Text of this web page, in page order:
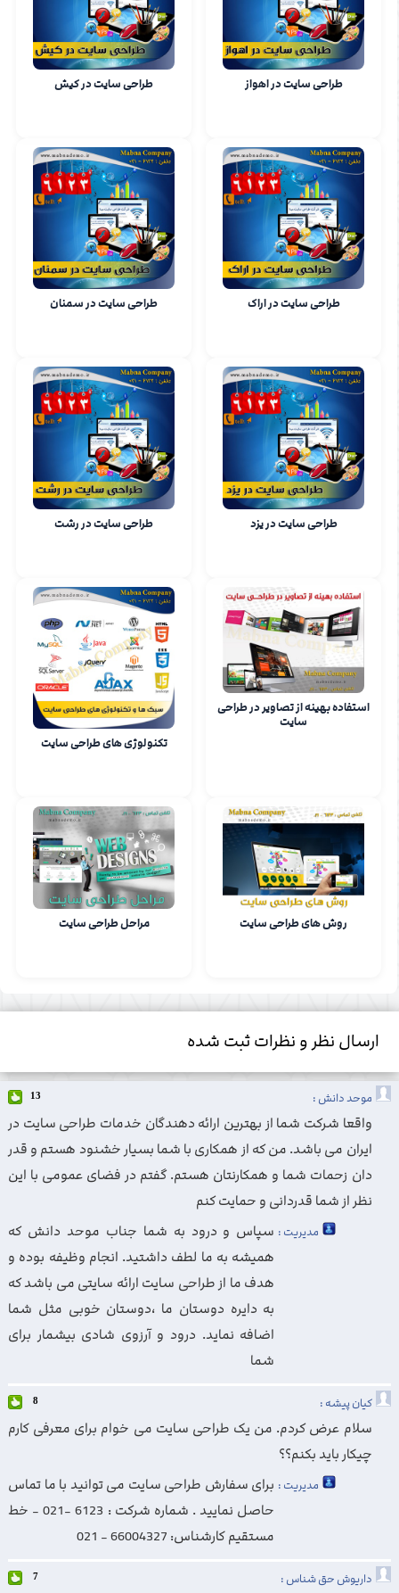
طراحی سایت در اهواز طراحی سایت در کیش
طراحی سایت در اراک طراحی سایت در سمنان
طراحی سایت در یزد طراحی سایت در رشت
استفاده بهینه از تصاویر در طراحی
سایت
تکنولوژی های طراحی سایت
روش های طراحی سایت مراحل طراحی سایت
ارسال نظر و نظرات ثبت شده
موحد دانش : 13
واقعا شرکت شما از بهترین ارائه دهندگان خدمات طراحی سایت در
ایران می باشد. من که از همکاری با شما بسیار خشنود هستم و قدر
دان زحمات شما و همکارنتان هستم. گفتم در فضای عمومی با این
نظر از شما قدردانی و حمایت کنم
مدیریت : سپاس و درود به شما جناب موحد دانش که
همیشه به ما لطف داشتید. انجام وظیفه بوده و
هدف ما از طراحی سایت ارائه سایتی می باشد که
به دایره دوستان ما ،دوستان خوبی مثل شما
اضافه نماید. درود و آرزوی شادی بیشمار برای
شما
کیان پیشه : 8
سلام عرض کردم. من یک طراحی سایت می خوام برای معرفی کارم
چیکار باید بکنم؟؟
مدیریت : برای سفارش طراحی سایت می توانید با ما تماس
حاصل نمایید . شماره شرکت : 6123 -021 - خط
مستقیم کارشناس: 66004327 - 021
داریوش حق شناس : 7